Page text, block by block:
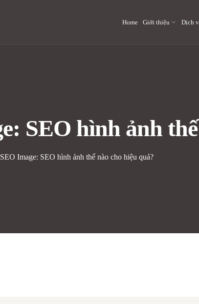
Home Giới thiệu Dịch
SEO hình ảnh
SEO Image: SEO hình ảnh thế nào cho hiệu quả?